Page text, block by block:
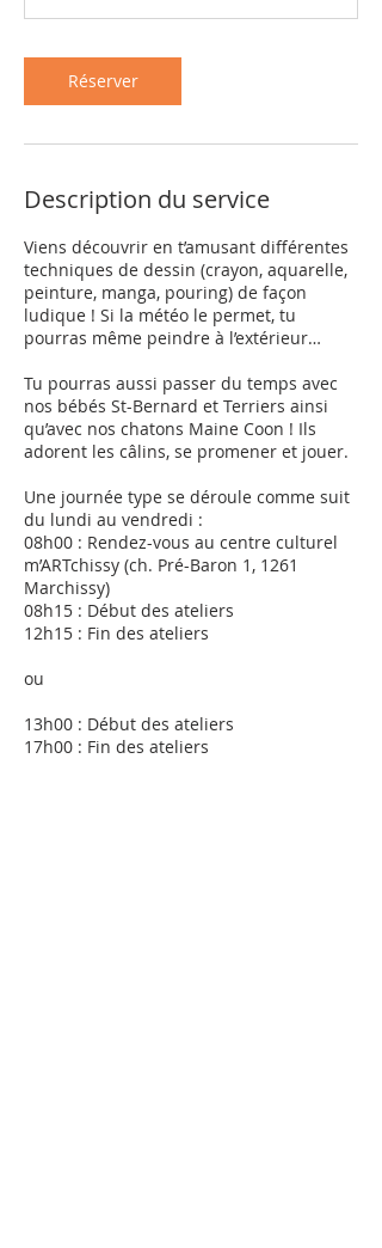
Réserver
Description du service
Viens découvrir en t’amusant différentes
techniques de dessin (crayon, aquarelle,
peinture, manga, pouring) de façon
ludique ! Si la météo le permet, tu
pourras même peindre à l’extérieur…
Tu pourras aussi passer du temps avec
nos bébés St-Bernard et Terriers ainsi
qu’avec nos chatons Maine Coon ! Ils
adorent les câlins, se promener et jouer.
Une journée type se déroule comme suit
du lundi au vendredi :
08h00 : Rendez-vous au centre culturel
m’ARTchissy (ch. Pré-Baron 1, 1261
Marchissy)
08h15 : Début des ateliers
12h15 : Fin des ateliers
ou
13h00 : Début des ateliers
17h00 : Fin des ateliers